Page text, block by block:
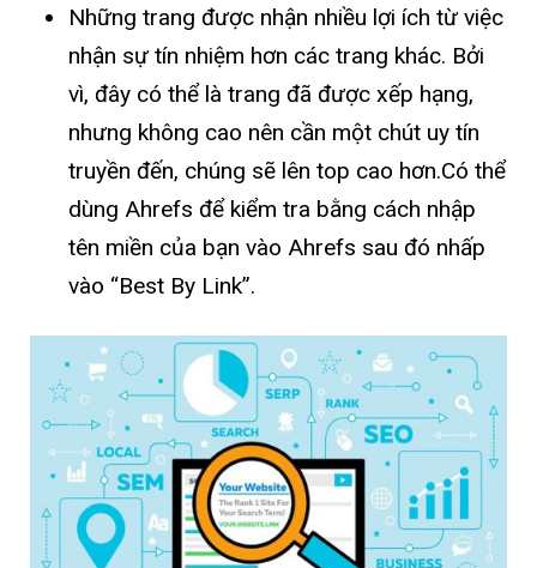
Những trang được nhận nhiều lợi ích từ việc
nhận sự tín nhiệm hơn các trang khác. Bởi
vì, đây có thể là trang đã được xếp hạng,
nhưng không cao nên cần một chút uy tín
truyền đến, chúng sẽ lên top cao hơn.Có thể
dùng Ahrefs để kiểm tra bằng cách nhập
tên miền của bạn vào Ahrefs sau đó nhấp
vào “Best By Link”.